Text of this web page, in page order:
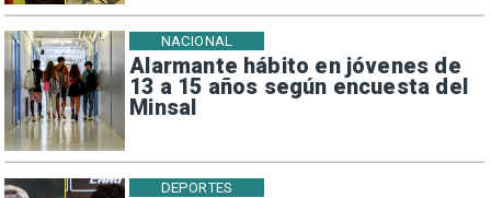
Alarmante hábito en jóvenes de
13 a 15 años según encuesta del
Minsal
NACIONAL
DEPORTES